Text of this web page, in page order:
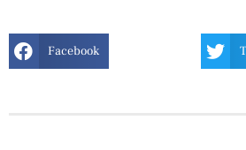
Facebook